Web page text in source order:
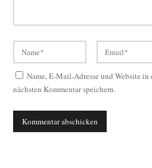
Name, E-Mail-Adresse und Website
nächsten Kommentar speichern.